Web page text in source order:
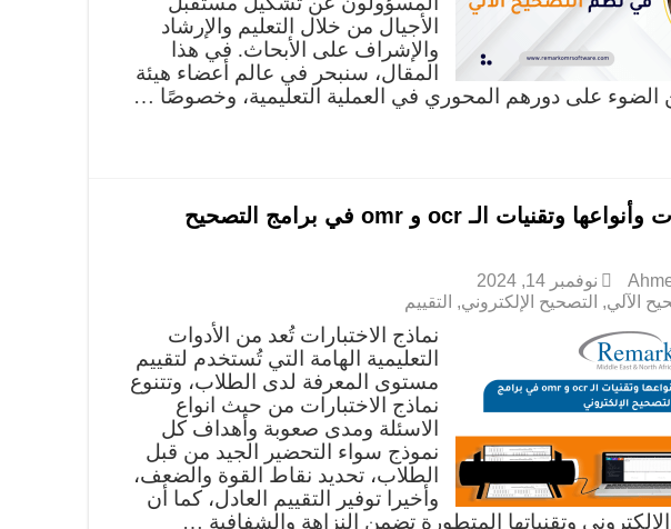
الأجيال من خلال التعليم والإرشاد
والإشراف على الأبحاث. في هذا
المقال، سنبحر في عالم أعضاء هيئة
الضوء على دورهم المحوري في العملية التعليمية، وخصوصًا …
نماذج الاختبارات وأنواعها وتقنيات الـ ocr و omr في برامج التصحيح
نوفمبر 14, 2024
الآلي, التصحيح الإلكتروني, التقييم
نماذج الاختبارات تُعد من الأدوات
التعليمية الهامة التي تُستخدم لتقييم
مستوى المعرفة لدى الطلاب، وتتنوع
نماذج الاختبارات من حيث انواع
الاسئلة ومدى صعوبة وأهداف كل
نموذج سواء التحضير الجيد من قبل
الطلاب، تحديد نقاط القوة والضعف،
وأخيرا توفير التقييم العادل، كما أن
وتقنياتها المتطورة تضمن النزاهة والشفافية …